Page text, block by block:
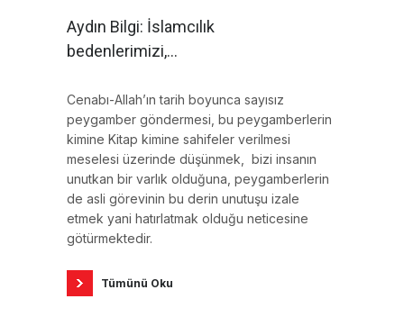
Aydın Bilgi: İslamcılık
bedenlerimizi,
Allah’ın nuru ile meşbu
kılma nidasıdır
Cenabı-Allah’ın tarih boyunca sayısız
peygamber göndermesi, bu peygamberlerin
kimine Kitap kimine sahifeler verilmesi
meselesi üzerinde düşünmek, bizi insanın
unutkan bir varlık olduğuna, peygamberlerin
de asli görevinin bu derin unutuşu izale
etmek yani hatırlatmak olduğu neticesine
götürmektedir.
Tümünü Oku